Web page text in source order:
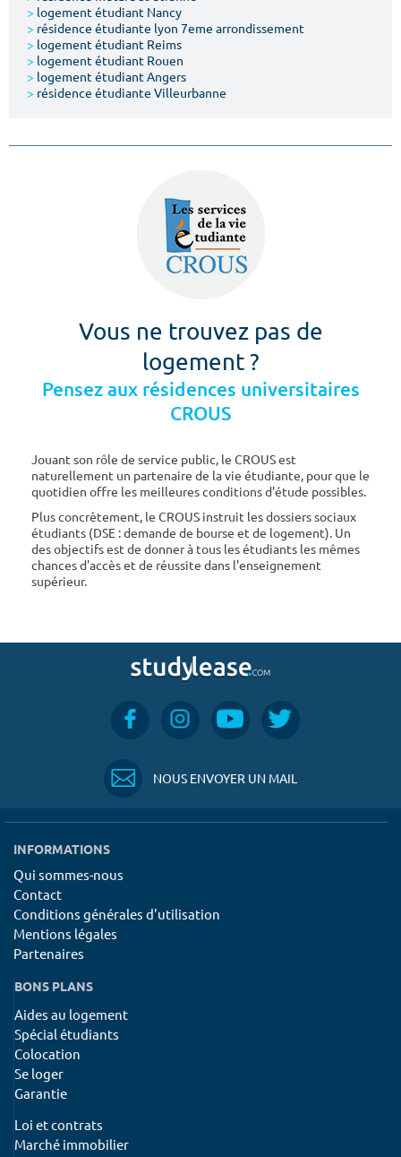
> logement étudiant Nancy
> résidence étudiante lyon 7eme arrondissement
> logement étudiant Reims
> logement étudiant Rouen
> logement étudiant Angers
> résidence étudiante Villeurbanne
Vous ne trouvez pas de
logement ?
Pensez aux résidences universitaires
CROUS
Jouant son rôle de service public, le CROUS est
naturellement un partenaire de la vie étudiante, pour que le
quotidien offre les meilleures conditions d'étude possibles.
Plus concrètement, le CROUS instruit les dossiers sociaux
étudiants (DSE : demande de bourse et de logement). Un
des objectifs est de donner à tous les étudiants les mêmes
chances d'accès et de réussite dans l'enseignement
supérieur.
NOUS ENVOYER UN MAIL
INFORMATIONS
Qui sommes-nous
Contact
Conditions générales d'utilisation
Mentions légales
Partenaires
BONS PLANS
Aides au logement
Spécial étudiants
Colocation
Se loger
Garantie
Loi et contrats
Marché immobilier